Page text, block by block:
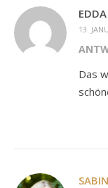
EDDA
13.
Das